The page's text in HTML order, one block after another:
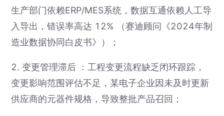
生产部门依赖ERP/MES系统，数据互通依赖人工导
入导出，错误率高达 12% （赛迪顾问《2024年制
造业数据协同白皮书》）；
2. 变更管理滞后 ：工程变更流程缺乏闭环跟踪，
变更影响范围评估不足，某电子企业因未及时更新
供应商的元器件规格，导致整批产品召回；